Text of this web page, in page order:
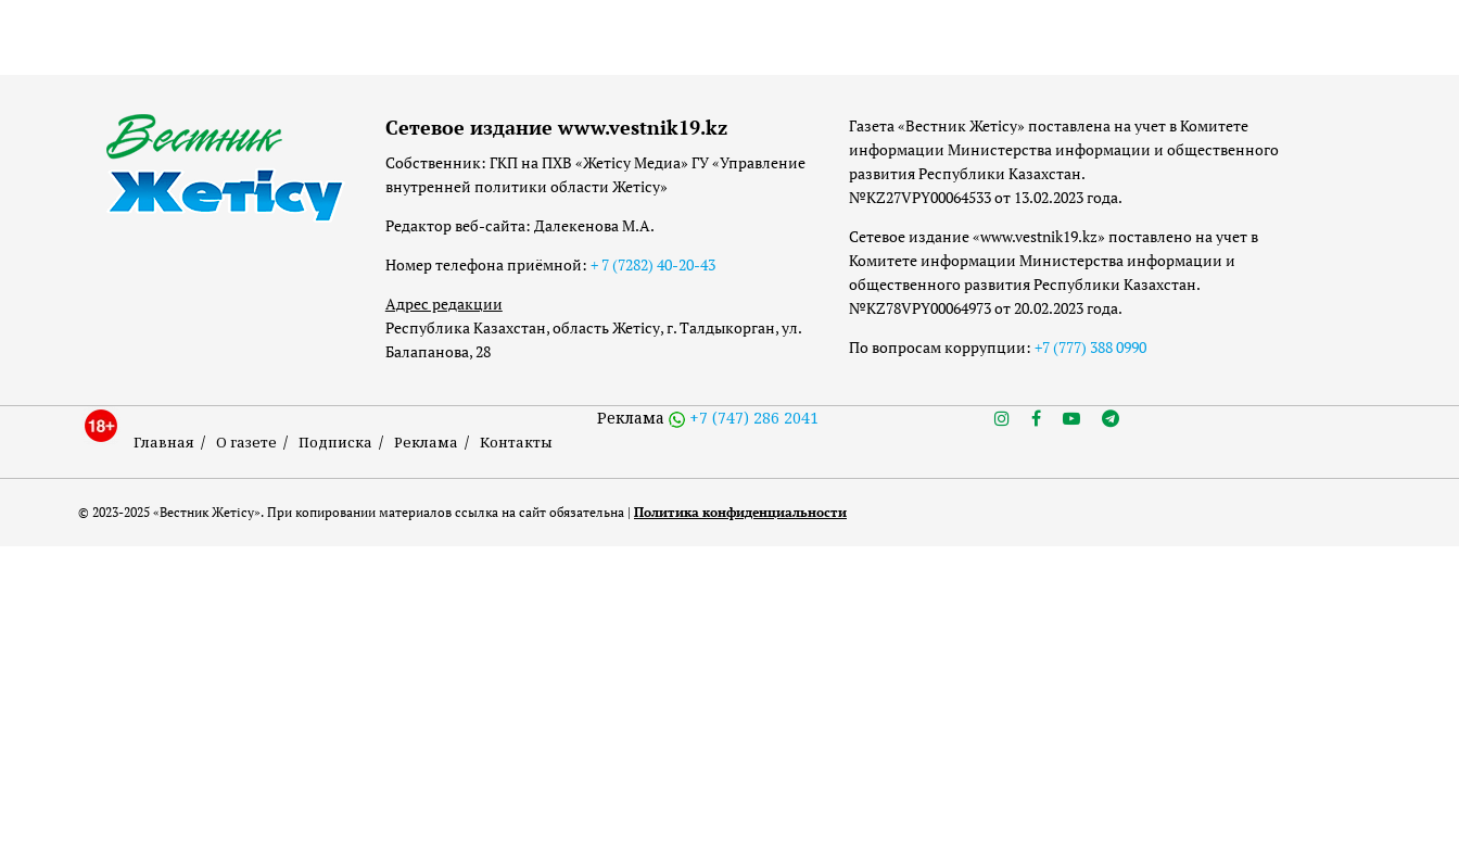
Сетевое издание www.vestnik19.kz
Собственник: ГКП на ПХВ «Жетісу Медиа» ГУ «Управление
внутренней политики области Жетісу»
Редактор веб-сайта: Далекенова М.А.
Номер телефона приёмной: + 7 (7282) 40-20-43
Адрес редакции
Республика Казахстан, область Жетісу, г. Талдыкорган, ул.
Балапанова, 28
Газета «Вестник Жетісу» поставлена на учет в Комитете
информации Министерства информации и общественного
развития Республики Казахстан.
№KZ27VPY00064533 от 13.02.2023 года.
Сетевое издание «www.vestnik19.kz» поставлено на учет в
Комитете информации Министерства информации и
общественного развития Республики Казахстан.
№KZ78VPY00064973 от 20.02.2023 года.
По вопросам коррупции: +7 (777) 388 0990
Главная О газете Подписка Реклама Контакты
Реклама +7 (747) 286 2041
© 2023-2025 «Вестник Жетісу». При копировании материалов ссылка на сайт обязательна | Политика конфиденциальности